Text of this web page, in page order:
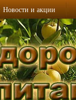
Новости и акции